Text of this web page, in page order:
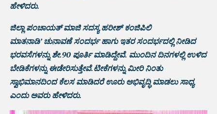
ಹೇಳಿದರು.
ಜಿಲ್ಲಾ ಪಂಚಾಯತ್ ಮಾಜಿ ಸದಸ್ಯ ಹರೀಶ್ ಕಂಜಿಪಿಲಿ
ಮಾತನಾಡಿ’ ಚುನಾವಣೆ ಸಂದರ್ಭ ಹಾಗು ಇತರ ಸಂದರ್ಭದಲ್ಲಿ ನೀಡಿದ
ಭರವಸೆಗಳನ್ನು ಶೇ.90 ಪೂರ್ತಿ ಮಾಡಿದ್ದೇವೆ. ಮುಂದಿನ ದಿನಗಳಲ್ಲಿ ಉಳಿದ
ಬೇಡಿಕೆಗಳನ್ನು ಈಡೇರಿಸುತ್ತೇವೆ.ಟೀಕೆಗಳನ್ನು ಮೀರಿ ನಿಂತು
ಸ್ವಾಭಿಮಾನದಿಂದ ಕೆಲಸ ಮಾಡಿದರೆ ಊರು ಅಭಿವೃದ್ಧಿ ಮಾಡಲು ಸಾಧ್ಯ
ಎಂದು ಅವರು ಹೇಳಿದರು.